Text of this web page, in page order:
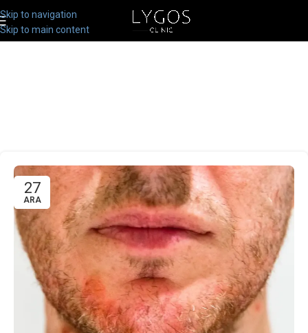
Skip to navigation
Skip to main content
27
ARA